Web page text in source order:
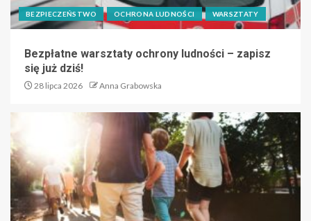
BEZPIECZEŃSTWO OCHRONA LUDNOŚCI WARSZTATY
Bezpłatne warsztaty ochrony ludności – zapisz
się już dziś!
28 lipca 2026 Anna Grabowska